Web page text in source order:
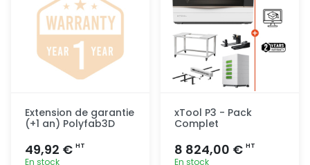
Extension de garantie
(+1 an) Polyfab3D
49,92 € HT
En stock
xTool P3 - Pack
Complet
8 824,00 € HT
En stock